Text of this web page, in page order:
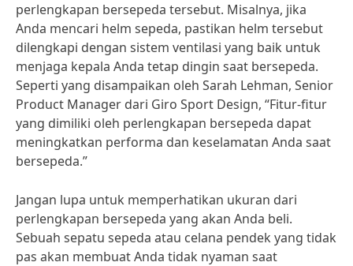
perlengkapan bersepeda tersebut. Misalnya, jika
Anda mencari helm sepeda, pastikan helm tersebut
dilengkapi dengan sistem ventilasi yang baik untuk
menjaga kepala Anda tetap dingin saat bersepeda.
Seperti yang disampaikan oleh Sarah Lehman, Senior
Product Manager dari Giro Sport Design, “Fitur-fitur
yang dimiliki oleh perlengkapan bersepeda dapat
meningkatkan performa dan keselamatan Anda saat
bersepeda.”
Jangan lupa untuk memperhatikan ukuran dari
perlengkapan bersepeda yang akan Anda beli.
Sebuah sepatu sepeda atau celana pendek yang tidak
pas akan membuat Anda tidak nyaman saat